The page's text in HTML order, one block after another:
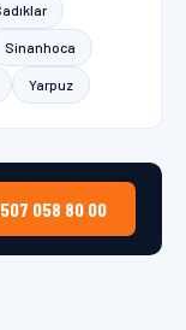
Sinanhoca
Yarpuz
058 80 00